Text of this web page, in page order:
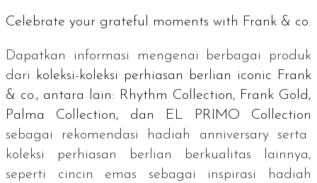
Celebrate your grateful moments with Frank & co.
Dapatkan informasi mengenai berbagai produk
dari koleksi-koleksi perhiasan berlian iconic Frank
& co., antara lain: Rhythm Collection, Frank Gold,
Palma Collection, dan EL PRIMO Collection
sebagai rekomendasi hadiah
anniversary serta
koleksi perhiasan berlian berkualitas lainnya,
seperti cincin emas sebagai inspirasi hadiah